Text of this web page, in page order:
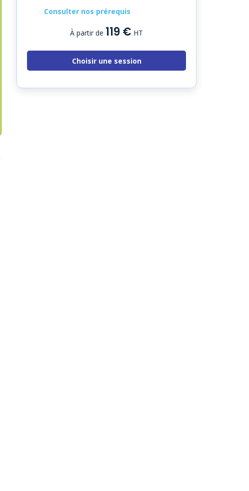
Consulter nos prérequis
À partir de 119 € HT
Choisir une session